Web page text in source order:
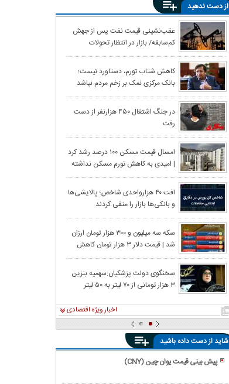
از دست ندهید
عقب‌نشینی قیمت نفت پس از جهش
کم‌سابقه/ بازار در انتظار تحولات
خاورمیانه
کاهش شتاب تورم، دستاورد نیست؛
بانک مرکزی نمک بر زخم مردم نپاشد
در جنگ اشتغال ۴۵۰ هزارنفر از دست
رفت
امسال قیمت مسکن ۱۰۰ درصد رشد کرد
| امیدی به کاهش تورم مسکن نداشته
باشید!
افت ۴۰ هزارواحدی شاخص؛ پالایشی‌ها
و بانکی‌ها بازار را منفی کردند
سکه سه میلیون و ۳۰۰ هزار تومان ارزان
شد | قیمت دلار ۳ هزار تومان کاهش
یافت
سخنگوی دولت پزشکیان:سهمیه بنزین
۳ هزار تومانی از ۷۰ لیتر به ۵۰ لیتر
اخبار ویژه اقتصادی
شاید از دست داده باشید
پیش بینی قیمت یوان چین (CNY)